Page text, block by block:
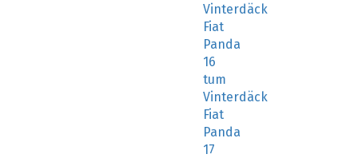
Vinterdäck
Fiat
Panda
16
tum
Vinterdäck
Fiat
Panda
17